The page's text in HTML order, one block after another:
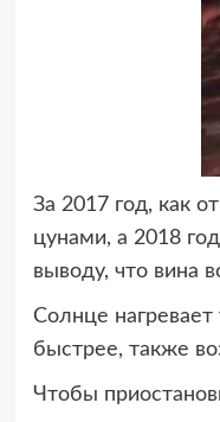
За 2017 год, как
цунами, а 2018
выводу, что вина
Солнце нагревает
быстрее, также
Чтобы